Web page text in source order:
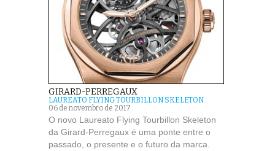
GIRARD-PERREGAUX
LAUREATO FLYING TOURBILLON SKELETON
06 de novembro de 2017
O novo Laureato Flying Tourbillon Skeleton
da Girard-Perregaux é uma ponte entre o
passado, o presente e o futuro da marca.